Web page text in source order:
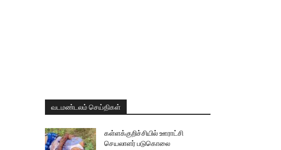
வடமண்டலம் செய்திகள்
கள்ளக்குறிச்சியில் ஊராட்சி
செயலாளர் படுகொலை